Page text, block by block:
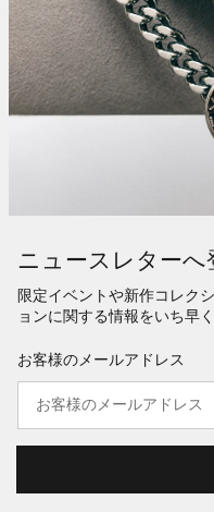
ニュースレターへ
限定イベントや新作コレク
ョンに関する情報をいち早
お客様のメールアドレス